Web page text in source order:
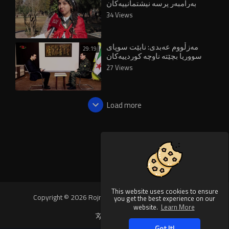
This website uses cookies to ensure
you get the best experience on our
website. Learn More
بەرامبەر پرسە نیشتمانییەکان
بێدەنگ بن
34 Views
29:19 مەزڵووم عەبدی: نابێت سوپای
سووریا بچێتە ناوچە کوردییەکان
27 Views
Load more
Copyright © 2026 Rojnews Video. All rights reserved.
Language